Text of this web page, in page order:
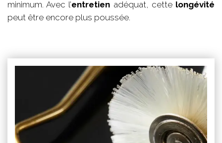
minimum. Avec l’entretien adéquat, cette longévité
peut être encore plus poussée.